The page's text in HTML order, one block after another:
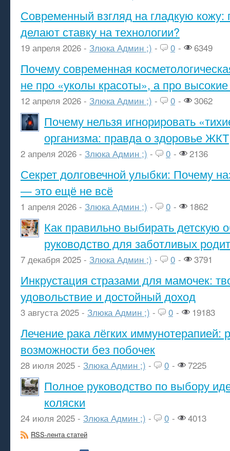
Современный взгляд на гладкую кожу:
делают ставку на технологии?
19 апреля 2026 - Злюка Админ ;) - 0 - 6349
Почему современная
не про «уколы красоты», а про высокие
12 апреля 2026 - Злюка Админ ;) - 0 - 3062
Почему нельзя игнорировать
организма: правда о здоровье ЖКТ
2 апреля 2026 - Злюка Админ ;) - 0 - 2136
Секрет долговечной улыбки: Почему
— это ещё не всё
1 апреля 2026 - Злюка Админ ;) - 0 - 1862
Как правильно выбирать детскую
руководство для заботливых
7 декабря 2025 - Злюка Админ ;) - 0 - 3791
Инкрустация стразами для мамочек:
удовольствие и достойный доход
3 августа 2025 - Злюка Админ ;) - 0 - 19183
Лечение рака лёгких иммунотерапией:
возможности без побочек
28 июля 2025 - Злюка Админ ;) - 0 - 7225
Полное руководство по выбору
коляски
24 июля 2025 - Злюка Админ ;) - 0 - 4013
RSS-лента статей